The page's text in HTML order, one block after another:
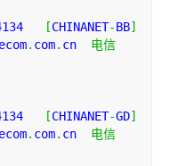
[CHINANET-BB]
. com. cn 电信
[CHINANET-GD]
. com. cn 电信